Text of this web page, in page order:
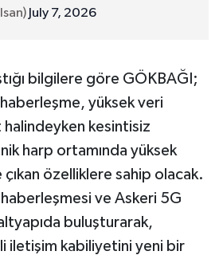
July 7, 2026
bilgilere göre GÖKBAĞI;
yüksek veri
kesintisiz
harp ortamında yüksek
çıkan özelliklere sahip olacak.
ve Askeri 5G
buluşturarak,
iletişim kabiliyetini yeni bir